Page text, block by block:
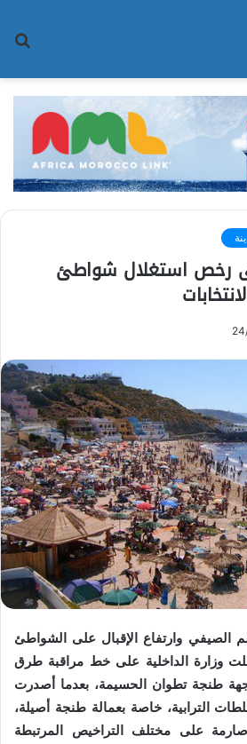
رخص استغلال شواطئ
الصيفي وارتفاع الإقبال على الشواطئ
وزارة الداخلية على خط مراقبة طرق
طنجة تطوان الحسيمة، بعدما أصدرت
الترابية، خاصة بعمالة طنجة أصيلة،
على مختلف التراخيص المرتبطة